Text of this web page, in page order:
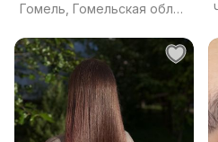
Гомель, Гомельская область